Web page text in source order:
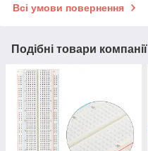
Всі умови повернення
Подібні товари компанії